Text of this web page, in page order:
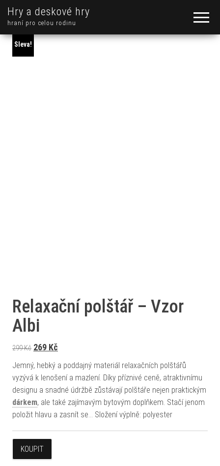
Hry a deskové hry
hraní pro celou rodinu
Sleva!
Relaxační polštář – Vzor
Albi
299Kč Původní cena byla: 299 Kč.
269 Kč
Jemný, hebký a poddajný materiál relaxačních polštářů
vyzývá k lenošení a mazlení. Díky příznivé ceně, atraktivnímu
designu a snadné údržbě zůstávají polštáře nejen praktickým
dárkem, ale také zajímavým bytovým doplňkem. Stačí jenom
položit hlavu a zasnít se… Složení výplně: polyester
KOUPIT